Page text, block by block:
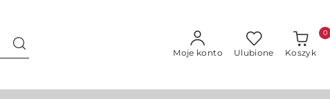
Moje konto Ulubione Koszyk
0